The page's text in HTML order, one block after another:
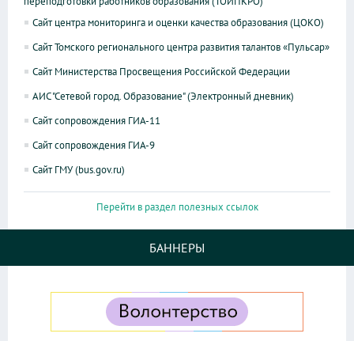
Сайт центра мониторинга и оценки качества образования (ЦОКО)
Сайт Томского регионального центра развития талантов «Пульсар»
Сайт Министерства Просвещения Российской Федерации
АИС "Сетевой город. Образование" (Электронный дневник)
Сайт сопровождения ГИА-11
Сайт сопровождения ГИА-9
Сайт ГМУ (bus.gov.ru)
Перейти в раздел полезных ссылок
БАННЕРЫ